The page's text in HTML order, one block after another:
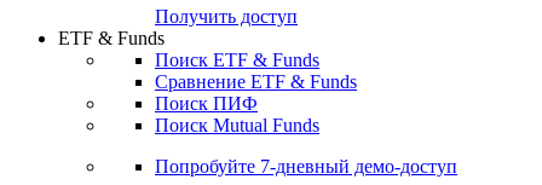
Получить доступ
ETF & Funds
Поиск ETF & Funds
Сравнение ETF & Funds
Поиск ПИФ
Поиск Mutual Funds
Попробуйте 7-дневный демо-доступ